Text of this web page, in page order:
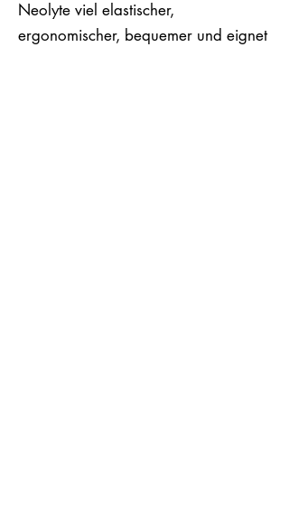
Neolyte viel elastischer,
ergonomischer, bequemer und eignet